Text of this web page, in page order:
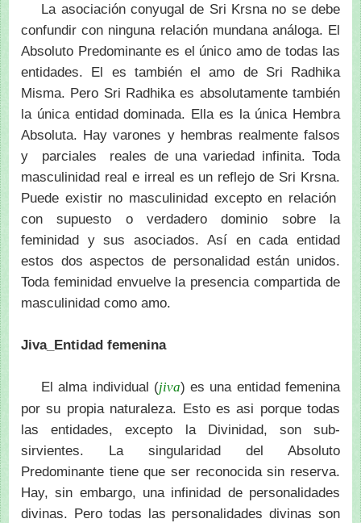
La asociación conyugal de Sri Krsna no se debe
confundir con ninguna relación mundana análoga. El
Absoluto Predominante es el único amo de todas las
entidades. El es también el amo de Sri Radhika
Misma. Pero Sri Radhika es absolutamente también
la única entidad dominada. Ella es la única Hembra
Absoluta. Hay varones y hembras realmente falsos
y parciales reales de una variedad infinita. Toda
masculinidad real e irreal es un reflejo de Sri Krsna.
Puede existir no masculinidad excepto en relación
con supuesto o verdadero dominio sobre la
feminidad y sus asociados. Así en cada entidad
estos dos aspectos de personalidad están unidos.
Toda feminidad envuelve la presencia compartida de
masculinidad como amo.
Jiva_Entidad femenina
El alma individual (jiva) es una entidad femenina
por su propia naturaleza. Esto es asi porque todas
las entidades, excepto la Divinidad, son sub-
sirvientes. La singularidad del Absoluto
Predominante tiene que ser reconocida sin reserva.
Hay, sin embargo, una infinidad de personalidades
divinas. Pero todas las personalidades divinas son